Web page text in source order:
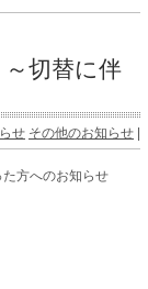
切替に伴
せ その他のお知らせ
方へのお知らせ